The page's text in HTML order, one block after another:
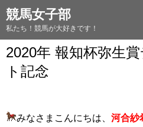
競馬女子部
私たち！競馬が大好きです！
2020年 報知杯弥生
ト記念
みなさまこんにちは、 河合紗